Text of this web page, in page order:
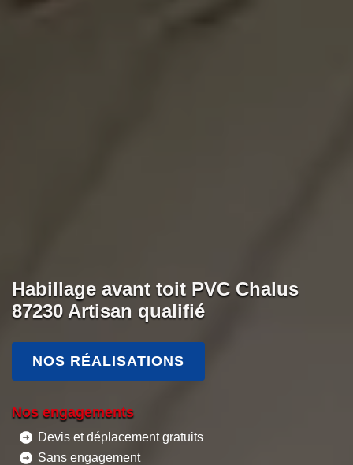
Habillage avant toit PVC Chalus
87230 Artisan qualifié
NOS RÉALISATIONS
Nos engagements
Devis et déplacement gratuits
Sans engagement